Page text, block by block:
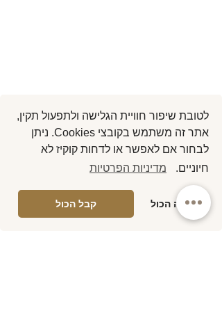
לטובת שיפור חוויית הגלישה ולתפעול תקין,
אתר זה משתמש בקובצי Cookies. ניתן
לבחור אם לאפשר או לדחות קוקיז לא
חיוניים.
מדיניות הפרטיות
דחה הכול קבל הכול